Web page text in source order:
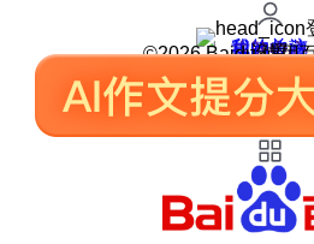
我的关注
我的收藏
皮肤中心
用户反馈
设置
©2026 Baidu 使用